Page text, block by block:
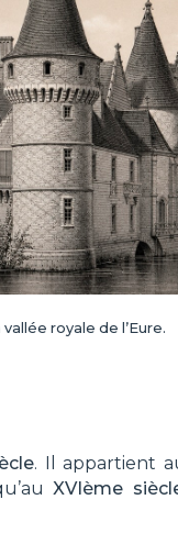
royale de l’Eure.
. Il appartient
XVIème